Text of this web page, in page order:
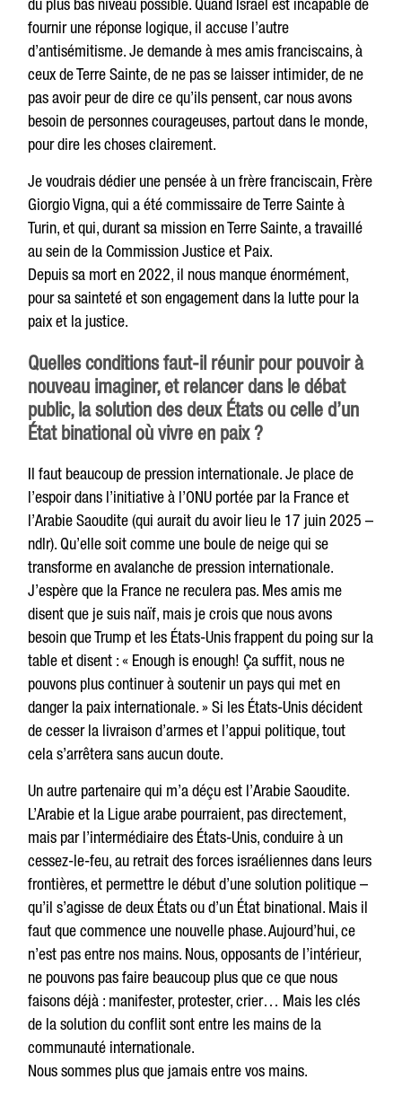
du plus bas niveau possible. Quand Israël est incapable de
fournir une réponse logique, il accuse l’autre
d’antisémitisme. Je demande à mes amis franciscains, à
ceux de Terre Sainte, de ne pas se laisser intimider, de ne
pas avoir peur de dire ce qu’ils pensent, car nous avons
besoin de personnes courageuses, partout dans le monde,
pour dire les choses clairement.
Je voudrais dédier une pensée à un frère franciscain, Frère
Giorgio Vigna, qui a été commissaire de Terre Sainte à
Turin, et qui, durant sa mission en Terre Sainte, a travaillé
au sein de la Commission Justice et Paix.
Depuis sa mort en 2022, il nous manque énormément,
pour sa sainteté et son engagement dans la lutte pour la
paix et la justice.
Quelles conditions faut-il réunir pour pouvoir à
nouveau imaginer, et relancer dans le débat
public, la solution des deux États ou celle d’un
État binational où vivre en paix ?
Il faut beaucoup de pression internationale. Je place de
l’espoir dans l’initiative à l’ONU portée par la France et
l’Arabie Saoudite (qui aurait du avoir lieu le 17 juin 2025 –
ndlr). Qu’elle soit comme une boule de neige qui se
transforme en avalanche de pression internationale.
J’espère que la France ne reculera pas. Mes amis me
disent que je suis naïf, mais je crois que nous avons
besoin que Trump et les États-Unis frappent du poing sur la
table et disent : « Enough is enough! Ça suffit, nous ne
pouvons plus continuer à soutenir un pays qui met en
danger la paix internationale. » Si les États-Unis décident
de cesser la livraison d’armes et l’appui politique, tout
cela s’arrêtera sans aucun doute.
Un autre partenaire qui m’a déçu est l’Arabie Saoudite.
L’Arabie et la Ligue arabe pourraient, pas directement,
mais par l’intermédiaire des États-Unis, conduire à un
cessez-le-feu, au retrait des forces israéliennes dans leurs
frontières, et permettre le début d’une solution politique –
qu’il s’agisse de deux États ou d’un État binational. Mais il
faut que commence une nouvelle phase. Aujourd’hui, ce
n’est pas entre nos mains. Nous, opposants de l’intérieur,
ne pouvons pas faire beaucoup plus que ce que nous
faisons déjà : manifester, protester, crier… Mais les clés
de la solution du conflit sont entre les mains de la
communauté internationale.
Nous sommes plus que jamais entre vos mains.